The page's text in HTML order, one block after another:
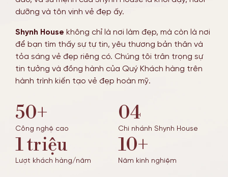
dưỡng và tôn vinh vẻ đẹp ấy.
Shynh House không chỉ là nơi làm đẹp, mà còn là nơi
để bạn tìm thấy sự tự tin, yêu thương bản thân và
tỏa sáng vẻ đẹp riêng có. Chúng tôi trân trọng sự
tin tưởng và đồng hành của Quý Khách hàng trên
hành trình kiến tạo vẻ đẹp hoàn mỹ.
50+
Công nghệ cao
04
Chi nhánh Shynh House
1 triệu
Lượt khách hàng/năm
10+
Năm kinh nghiệm